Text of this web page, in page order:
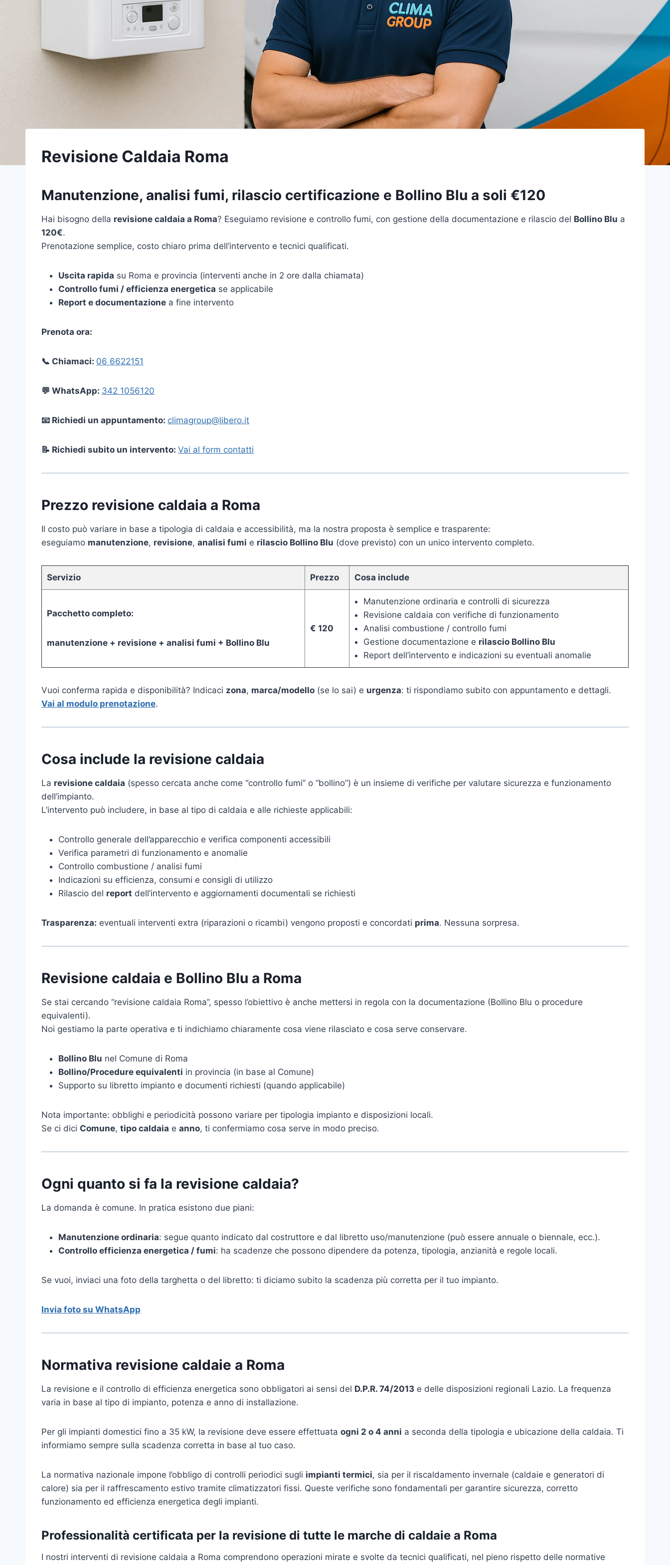
Revisione Caldaia Roma
Manutenzione, analisi fumi, rilascio certificazione e Bollino Blu a soli €120
Hai bisogno della revisione caldaia a Roma? Eseguiamo revisione e controllo fumi, con gestione della documentazione e rilascio del Bollino Blu a
120€.
Prenotazione semplice, costo chiaro prima dell’intervento e tecnici qualificati.
Uscita rapida su Roma e provincia (interventi anche in 2 ore dalla chiamata)
Controllo fumi / efficienza energetica se applicabile
Report e documentazione a fine intervento
Prenota ora:
📞 Chiamaci: 06 6622151
💬 WhatsApp: 342 1056120
📧 Richiedi un appuntamento: climagroup@libero.it
📝 Richiedi subito un intervento: Vai al form contatti
Prezzo revisione caldaia a Roma
Il costo può variare in base a tipologia di caldaia e accessibilità, ma la nostra proposta è semplice e trasparente:
eseguiamo manutenzione, revisione, analisi fumi e rilascio Bollino Blu (dove previsto) con un unico intervento completo.
Servizio Prezzo Cosa include
Pacchetto completo:
manutenzione + revisione + analisi fumi + Bollino Blu
€ 120
Manutenzione ordinaria e controlli di sicurezza
Revisione caldaia con verifiche di funzionamento
Analisi combustione / controllo fumi
Gestione documentazione e rilascio Bollino Blu
Report dell’intervento e indicazioni su eventuali anomalie
Vuoi conferma rapida e disponibilità? Indicaci zona, marca/modello (se lo sai) e urgenza: ti rispondiamo subito con appuntamento e dettagli.
Vai al modulo prenotazione.
Cosa include la revisione caldaia
La revisione caldaia (spesso cercata anche come “controllo fumi” o “bollino”) è un insieme di verifiche per valutare sicurezza e funzionamento
dell’impianto.
L’intervento può includere, in base al tipo di caldaia e alle richieste applicabili:
Controllo generale dell’apparecchio e verifica componenti accessibili
Verifica parametri di funzionamento e anomalie
Controllo combustione / analisi fumi
Indicazioni su efficienza, consumi e consigli di utilizzo
Rilascio del report dell’intervento e aggiornamenti documentali se richiesti
Trasparenza: eventuali interventi extra (riparazioni o ricambi) vengono proposti e concordati prima. Nessuna sorpresa.
Revisione caldaia e Bollino Blu a Roma
Se stai cercando “revisione caldaia Roma”, spesso l’obiettivo è anche mettersi in regola con la documentazione (Bollino Blu o procedure
equivalenti).
Noi gestiamo la parte operativa e ti indichiamo chiaramente cosa viene rilasciato e cosa serve conservare.
Bollino Blu nel Comune di Roma
Bollino/Procedure equivalenti in provincia (in base al Comune)
Supporto su libretto impianto e documenti richiesti (quando applicabile)
Nota importante: obblighi e periodicità possono variare per tipologia impianto e disposizioni locali.
Se ci dici Comune, tipo caldaia e anno, ti confermiamo cosa serve in modo preciso.
Ogni quanto si fa la revisione caldaia?
La domanda è comune. In pratica esistono due piani:
Manutenzione ordinaria: segue quanto indicato dal costruttore e dal libretto uso/manutenzione (può essere annuale o biennale, ecc.).
Controllo efficienza energetica / fumi: ha scadenze che possono dipendere da potenza, tipologia, anzianità e regole locali.
Se vuoi, inviaci una foto della targhetta o del libretto: ti diciamo subito la scadenza più corretta per il tuo impianto.
Invia foto su WhatsApp
Normativa revisione caldaie a Roma
La revisione e il controllo di efficienza energetica sono obbligatori ai sensi del D.P.R. 74/2013 e delle disposizioni regionali Lazio. La frequenza
varia in base al tipo di impianto, potenza e anno di installazione.
Per gli impianti domestici fino a 35 kW, la revisione deve essere effettuata ogni 2 o 4 anni a seconda della tipologia e ubicazione della caldaia. Ti
informiamo sempre sulla scadenza corretta in base al tuo caso.
La normativa nazionale impone l’obbligo di controlli periodici sugli impianti termici, sia per il riscaldamento invernale (caldaie e generatori di
calore) sia per il raffrescamento estivo tramite climatizzatori fissi. Queste verifiche sono fondamentali per garantire sicurezza, corretto
funzionamento ed efficienza energetica degli impianti.
Professionalità certificata per la revisione di tutte le marche di caldaie a Roma
I nostri interventi di revisione caldaia a Roma comprendono operazioni mirate e svolte da tecnici qualificati, nel pieno rispetto delle normative